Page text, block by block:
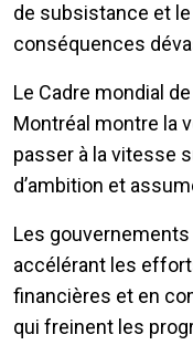
de subsistance et
conséquences
Le Cadre mondial
Montréal montre la
passer à la vitesse
d’ambition et
Les gouvernements
accélérant les
financières et en
qui freinent les